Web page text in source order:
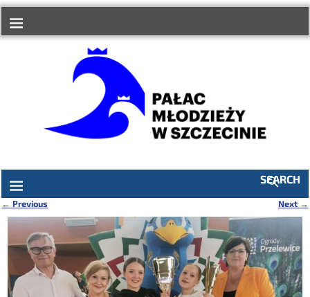
treści
SEARCH
Nawigacja
← Previous Next →